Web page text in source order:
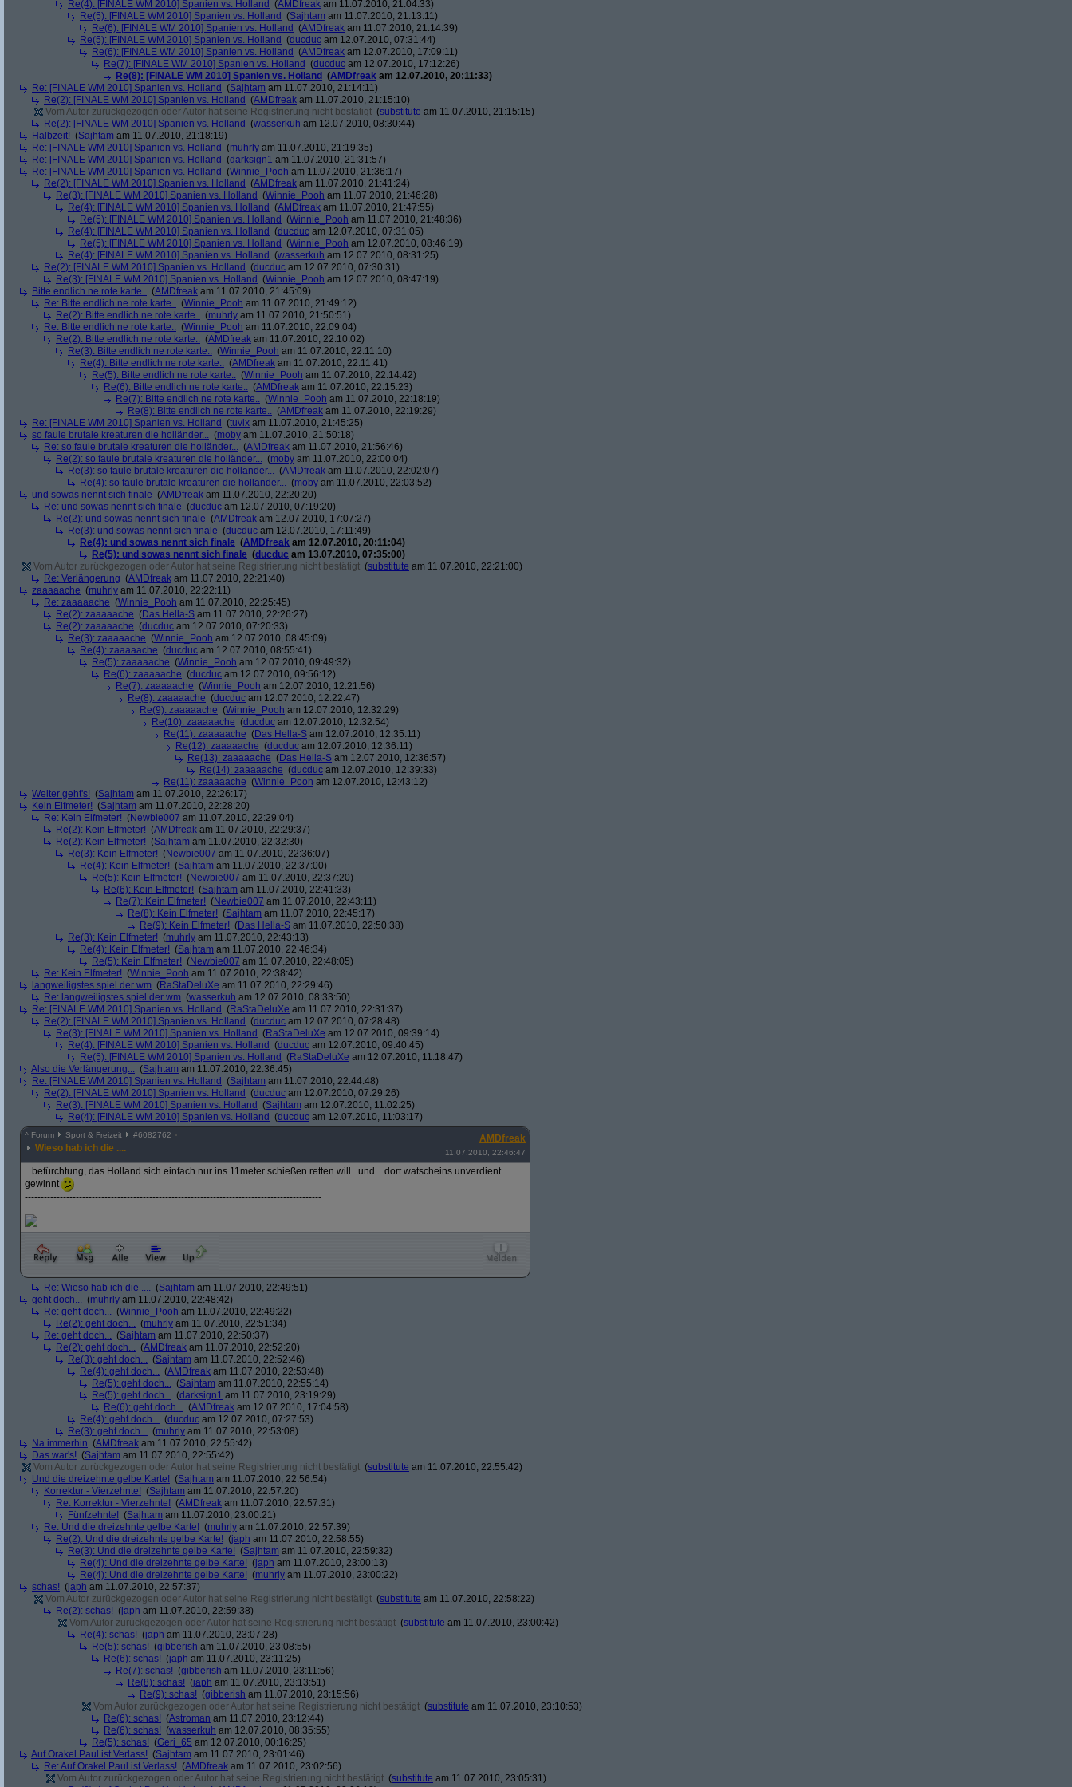
Re(4): [FINALE WM 2010] Spanien vs. Holland (AMDfreak am 11.07.2010, 21:04:33)
Re(5): [FINALE WM 2010] Spanien vs. Holland (Sajhtam am 11.07.2010, 21:13:11)
Re(6): [FINALE WM 2010] Spanien vs. Holland (AMDfreak am 11.07.2010, 21:14:39)
Re(5): [FINALE WM 2010] Spanien vs. Holland (ducduc am 12.07.2010, 07:31:44)
Re(6): [FINALE WM 2010] Spanien vs. Holland (AMDfreak am 12.07.2010, 17:09:11)
Re(7): [FINALE WM 2010] Spanien vs. Holland (ducduc am 12.07.2010, 17:12:26)
Re(8): [FINALE WM 2010] Spanien vs. Holland (AMDfreak am 12.07.2010, 20:11:33)
Re: [FINALE WM 2010] Spanien vs. Holland (Sajhtam am 11.07.2010, 21:14:11)
Re(2): [FINALE WM 2010] Spanien vs. Holland (AMDfreak am 11.07.2010, 21:15:10)
Vom Autor zurückgezogen oder Autor hat seine Registrierung nicht bestätigt (substitute am 11.07.2010, 21:15:15)
Re(2): [FINALE WM 2010] Spanien vs. Holland (wasserkuh am 12.07.2010, 08:30:44)
Halbzeit! (Sajhtam am 11.07.2010, 21:18:19)
Re: [FINALE WM 2010] Spanien vs. Holland (muhrly am 11.07.2010, 21:19:35)
Re: [FINALE WM 2010] Spanien vs. Holland (darksign1 am 11.07.2010, 21:31:57)
Re: [FINALE WM 2010] Spanien vs. Holland (Winnie_Pooh am 11.07.2010, 21:36:17)
Re(2): [FINALE WM 2010] Spanien vs. Holland (AMDfreak am 11.07.2010, 21:41:24)
Re(3): [FINALE WM 2010] Spanien vs. Holland (Winnie_Pooh am 11.07.2010, 21:46:28)
Re(4): [FINALE WM 2010] Spanien vs. Holland (AMDfreak am 11.07.2010, 21:47:55)
Re(5): [FINALE WM 2010] Spanien vs. Holland (Winnie_Pooh am 11.07.2010, 21:48:36)
Re(4): [FINALE WM 2010] Spanien vs. Holland (ducduc am 12.07.2010, 07:31:05)
Re(5): [FINALE WM 2010] Spanien vs. Holland (Winnie_Pooh am 12.07.2010, 08:46:19)
Re(4): [FINALE WM 2010] Spanien vs. Holland (wasserkuh am 12.07.2010, 08:31:25)
Re(2): [FINALE WM 2010] Spanien vs. Holland (ducduc am 12.07.2010, 07:30:31)
Re(3): [FINALE WM 2010] Spanien vs. Holland (Winnie_Pooh am 12.07.2010, 08:47:19)
Bitte endlich ne rote karte.. (AMDfreak am 11.07.2010, 21:45:09)
Re: Bitte endlich ne rote karte.. (Winnie_Pooh am 11.07.2010, 21:49:12)
Re(2): Bitte endlich ne rote karte.. (muhrly am 11.07.2010, 21:50:51)
Re: Bitte endlich ne rote karte.. (Winnie_Pooh am 11.07.2010, 22:09:04)
Re(2): Bitte endlich ne rote karte.. (AMDfreak am 11.07.2010, 22:10:02)
Re(3): Bitte endlich ne rote karte.. (Winnie_Pooh am 11.07.2010, 22:11:10)
Re(4): Bitte endlich ne rote karte.. (AMDfreak am 11.07.2010, 22:11:41)
Re(5): Bitte endlich ne rote karte.. (Winnie_Pooh am 11.07.2010, 22:14:42)
Re(6): Bitte endlich ne rote karte.. (AMDfreak am 11.07.2010, 22:15:23)
Re(7): Bitte endlich ne rote karte.. (Winnie_Pooh am 11.07.2010, 22:18:19)
Re(8): Bitte endlich ne rote karte.. (AMDfreak am 11.07.2010, 22:19:29)
Re: [FINALE WM 2010] Spanien vs. Holland (tuvix am 11.07.2010, 21:45:25)
so faule brutale kreaturen die holländer... (moby am 11.07.2010, 21:50:18)
Re: so faule brutale kreaturen die holländer... (AMDfreak am 11.07.2010, 21:56:46)
Re(2): so faule brutale kreaturen die holländer... (moby am 11.07.2010, 22:00:04)
Re(3): so faule brutale kreaturen die holländer... (AMDfreak am 11.07.2010, 22:02:07)
Re(4): so faule brutale kreaturen die holländer... (moby am 11.07.2010, 22:03:52)
und sowas nennt sich finale (AMDfreak am 11.07.2010, 22:20:20)
Re: und sowas nennt sich finale (ducduc am 12.07.2010, 07:19:20)
Re(2): und sowas nennt sich finale (AMDfreak am 12.07.2010, 17:07:27)
Re(3): und sowas nennt sich finale (ducduc am 12.07.2010, 17:11:49)
Re(4): und sowas nennt sich finale (AMDfreak am 12.07.2010, 20:11:04)
Re(5): und sowas nennt sich finale (ducduc am 13.07.2010, 07:35:00)
Vom Autor zurückgezogen oder Autor hat seine Registrierung nicht bestätigt (substitute am 11.07.2010, 22:21:00)
Re: Verlängerung (AMDfreak am 11.07.2010, 22:21:40)
zaaaaache (muhrly am 11.07.2010, 22:22:11)
Re: zaaaaache (Winnie_Pooh am 11.07.2010, 22:25:45)
Re(2): zaaaaache (Das Hella-S am 11.07.2010, 22:26:27)
Re(2): zaaaaache (ducduc am 12.07.2010, 07:20:33)
Re(3): zaaaaache (Winnie_Pooh am 12.07.2010, 08:45:09)
Re(4): zaaaaache (ducduc am 12.07.2010, 08:55:41)
Re(5): zaaaaache (Winnie_Pooh am 12.07.2010, 09:49:32)
Re(6): zaaaaache (ducduc am 12.07.2010, 09:56:12)
Re(7): zaaaaache (Winnie_Pooh am 12.07.2010, 12:21:56)
Re(8): zaaaaache (ducduc am 12.07.2010, 12:22:47)
Re(9): zaaaaache (Winnie_Pooh am 12.07.2010, 12:32:29)
Re(10): zaaaaache (ducduc am 12.07.2010, 12:32:54)
Re(11): zaaaaache (Das Hella-S am 12.07.2010, 12:35:11)
Re(12): zaaaaache (ducduc am 12.07.2010, 12:36:11)
Re(13): zaaaaache (Das Hella-S am 12.07.2010, 12:36:57)
Re(14): zaaaaache (ducduc am 12.07.2010, 12:39:33)
Re(11): zaaaaache (Winnie_Pooh am 12.07.2010, 12:43:12)
Weiter geht's! (Sajhtam am 11.07.2010, 22:26:17)
Kein Elfmeter! (Sajhtam am 11.07.2010, 22:28:20)
Re: Kein Elfmeter! (Newbie007 am 11.07.2010, 22:29:04)
Re(2): Kein Elfmeter! (AMDfreak am 11.07.2010, 22:29:37)
Re(2): Kein Elfmeter! (Sajhtam am 11.07.2010, 22:32:30)
Re(3): Kein Elfmeter! (Newbie007 am 11.07.2010, 22:36:07)
Re(4): Kein Elfmeter! (Sajhtam am 11.07.2010, 22:37:00)
Re(5): Kein Elfmeter! (Newbie007 am 11.07.2010, 22:37:20)
Re(6): Kein Elfmeter! (Sajhtam am 11.07.2010, 22:41:33)
Re(7): Kein Elfmeter! (Newbie007 am 11.07.2010, 22:43:11)
Re(8): Kein Elfmeter! (Sajhtam am 11.07.2010, 22:45:17)
Re(9): Kein Elfmeter! (Das Hella-S am 11.07.2010, 22:50:38)
Re(3): Kein Elfmeter! (muhrly am 11.07.2010, 22:43:13)
Re(4): Kein Elfmeter! (Sajhtam am 11.07.2010, 22:46:34)
Re(5): Kein Elfmeter! (Newbie007 am 11.07.2010, 22:48:05)
Re: Kein Elfmeter! (Winnie_Pooh am 11.07.2010, 22:38:42)
langweiligstes spiel der wm (RaStaDeluXe am 11.07.2010, 22:29:46)
Re: langweiligstes spiel der wm (wasserkuh am 12.07.2010, 08:33:50)
Re: [FINALE WM 2010] Spanien vs. Holland (RaStaDeluXe am 11.07.2010, 22:31:37)
Re(2): [FINALE WM 2010] Spanien vs. Holland (ducduc am 12.07.2010, 07:28:48)
Re(3): [FINALE WM 2010] Spanien vs. Holland (RaStaDeluXe am 12.07.2010, 09:39:14)
Re(4): [FINALE WM 2010] Spanien vs. Holland (ducduc am 12.07.2010, 09:40:45)
Re(5): [FINALE WM 2010] Spanien vs. Holland (RaStaDeluXe am 12.07.2010, 11:18:47)
Also die Verlängerung... (Sajhtam am 11.07.2010, 22:36:45)
Re: [FINALE WM 2010] Spanien vs. Holland (Sajhtam am 11.07.2010, 22:44:48)
Re(2): [FINALE WM 2010] Spanien vs. Holland (ducduc am 12.07.2010, 07:29:26)
Re(3): [FINALE WM 2010] Spanien vs. Holland (Sajhtam am 12.07.2010, 11:02:25)
Re(4): [FINALE WM 2010] Spanien vs. Holland (ducduc am 12.07.2010, 11:03:17)
^ Forum Sport & Freizeit #6082762
Wieso hab ich die ....
AMDfreak
11.07.2010, 22:46:47
...befürchtung, das Holland sich einfach nur ins 11meter schießen retten will.. und... dort watscheins unverdient
gewinnt
---------------------------------------------------------------------------------------------
Re: Wieso hab ich die .... (Sajhtam am 11.07.2010, 22:49:51)
geht doch... (muhrly am 11.07.2010, 22:48:42)
Re: geht doch... (Winnie_Pooh am 11.07.2010, 22:49:22)
Re(2): geht doch... (muhrly am 11.07.2010, 22:51:34)
Re: geht doch... (Sajhtam am 11.07.2010, 22:50:37)
Re(2): geht doch... (AMDfreak am 11.07.2010, 22:52:20)
Re(3): geht doch... (Sajhtam am 11.07.2010, 22:52:46)
Re(4): geht doch... (AMDfreak am 11.07.2010, 22:53:48)
Re(5): geht doch... (Sajhtam am 11.07.2010, 22:55:14)
Re(5): geht doch... (darksign1 am 11.07.2010, 23:19:29)
Re(6): geht doch... (AMDfreak am 12.07.2010, 17:04:58)
Re(4): geht doch... (ducduc am 12.07.2010, 07:27:53)
Re(3): geht doch... (muhrly am 11.07.2010, 22:53:08)
Na immerhin (AMDfreak am 11.07.2010, 22:55:42)
Das war's! (Sajhtam am 11.07.2010, 22:55:42)
Vom Autor zurückgezogen oder Autor hat seine Registrierung nicht bestätigt (substitute am 11.07.2010, 22:55:42)
Und die dreizehnte gelbe Karte! (Sajhtam am 11.07.2010, 22:56:54)
Korrektur - Vierzehnte! (Sajhtam am 11.07.2010, 22:57:20)
Re: Korrektur - Vierzehnte! (AMDfreak am 11.07.2010, 22:57:31)
Fünfzehnte! (Sajhtam am 11.07.2010, 23:00:21)
Re: Und die dreizehnte gelbe Karte! (muhrly am 11.07.2010, 22:57:39)
Re(2): Und die dreizehnte gelbe Karte! (japh am 11.07.2010, 22:58:55)
Re(3): Und die dreizehnte gelbe Karte! (Sajhtam am 11.07.2010, 22:59:32)
Re(4): Und die dreizehnte gelbe Karte! (japh am 11.07.2010, 23:00:13)
Re(4): Und die dreizehnte gelbe Karte! (muhrly am 11.07.2010, 23:00:22)
schas! (japh am 11.07.2010, 22:57:37)
Vom Autor zurückgezogen oder Autor hat seine Registrierung nicht bestätigt (substitute am 11.07.2010, 22:58:22)
Re(2): schas! (japh am 11.07.2010, 22:59:38)
Vom Autor zurückgezogen oder Autor hat seine Registrierung nicht bestätigt (substitute am 11.07.2010, 23:00:42)
Re(4): schas! (japh am 11.07.2010, 23:07:28)
Re(5): schas! (gibberish am 11.07.2010, 23:08:55)
Re(6): schas! (japh am 11.07.2010, 23:11:25)
Re(7): schas! (gibberish am 11.07.2010, 23:11:56)
Re(8): schas! (japh am 11.07.2010, 23:13:51)
Re(9): schas! (gibberish am 11.07.2010, 23:15:56)
Vom Autor zurückgezogen oder Autor hat seine Registrierung nicht bestätigt (substitute am 11.07.2010, 23:10:53)
Re(6): schas! (Astroman am 11.07.2010, 23:12:44)
Re(6): schas! (wasserkuh am 12.07.2010, 08:35:55)
Re(5): schas! (Geri_65 am 12.07.2010, 00:16:25)
Auf Orakel Paul ist Verlass! (Sajhtam am 11.07.2010, 23:01:46)
Re: Auf Orakel Paul ist Verlass! (AMDfreak am 11.07.2010, 23:02:56)
Vom Autor zurückgezogen oder Autor hat seine Registrierung nicht bestätigt (substitute am 11.07.2010, 23:05:31)